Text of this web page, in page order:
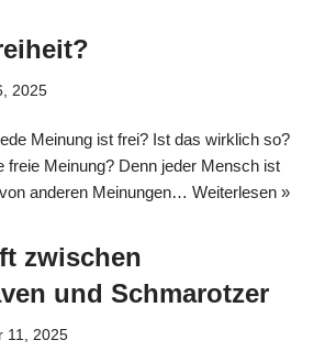
2025
Meinung ist frei? Ist das wirklich so?
freie Meinung? Denn jeder Mensch ist
anderen Meinungen… Weiterlesen »
zwischen
und Schmarotzer
11, 2025